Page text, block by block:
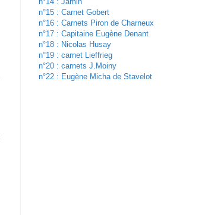
n°15 : Carnet Gobert
n°16 : Carnets Piron de Charneux
n°17 : Capitaine Eugène Denant
n°18 : Nicolas Husay
n°19 : carnet Lieffrieg
n°20 : carnets J.Moiny
n°22 : Eugène Micha de Stavelot